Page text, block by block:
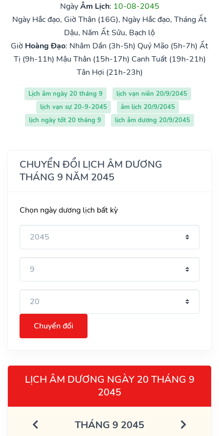
NgàyÂm Lịch: 10-08-2045
Ngày Hắc đạo, Giờ Thân (16G), Ngày Hắc đạo, Tháng Ất
Dậu, Năm Ất Sửu, Bạch lộ
Giờ Hoàng Đạo: Nhâm Dần (3h-5h) Quý Mão (5h-7h) Ất
Tị (9h-11h) Mậu Thân (15h-17h) Canh Tuất (19h-21h)
Tân Hợi (21h-23h)
Lịch âm ngày 20 tháng 9
lịch vạn niên 20/9/2045
lịch vạn sự 20-9-2045
âm lịch 20/9/2045
lịch ngày tốt 20 tháng 9
lịch âm dương 20/9/2045
CHUYỂN ĐỔI LỊCH ÂM DƯƠNG
THÁNG 9 NĂM 2045
Chọn ngày dương lịch bất kỳ
Chuyển đổi
LỊCH ÂM DƯƠNG NGÀY 20 THÁNG 9
2045
THÁNG 9 2045